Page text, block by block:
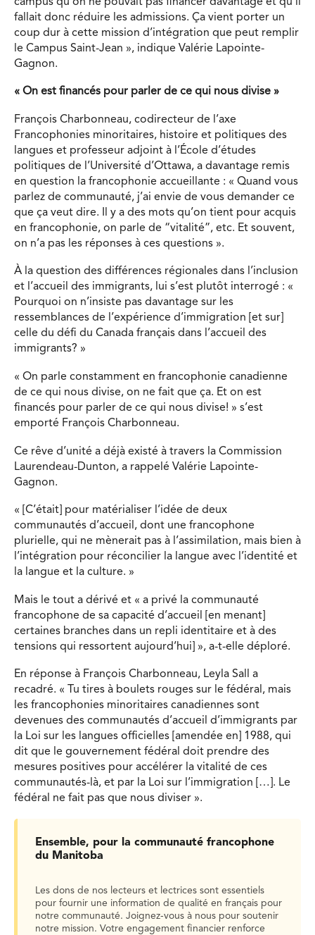
fallait donc réduire les admissions. Ça vient porter un
coup dur à cette mission d’intégration que peut remplir
le Campus Saint-Jean », indique Valérie Lapointe-
Gagnon.
« On est financés pour parler de ce qui nous divise »
François Charbonneau, codirecteur de l’axe
Francophonies minoritaires, histoire et politiques des
langues et professeur adjoint à l’École d’études
politiques de l’Université d’Ottawa, a davantage remis
en question la francophonie accueillante : « Quand vous
parlez de communauté, j’ai envie de vous demander ce
que ça veut dire. Il y a des mots qu’on tient pour acquis
en francophonie, on parle de “vitalité”, etc. Et souvent,
on n’a pas les réponses à ces questions ».
À la question des différences régionales dans l’inclusion
et l’accueil des immigrants, lui s’est plutôt interrogé : «
Pourquoi on n’insiste pas davantage sur les
ressemblances de l’expérience d’immigration [et sur]
celle du défi du Canada français dans l’accueil des
immigrants? »
« On parle constamment en francophonie canadienne
de ce qui nous divise, on ne fait que ça. Et on est
financés pour parler de ce qui nous divise! » s’est
emporté François Charbonneau.
Ce rêve d’unité a déjà existé à travers la Commission
Laurendeau-Dunton, a rappelé Valérie Lapointe-
Gagnon.
« [C’était] pour matérialiser l’idée de deux
communautés d’accueil, dont une francophone
plurielle, qui ne mènerait pas à l’assimilation, mais bien à
l’intégration pour réconcilier la langue avec l’identité et
la langue et la culture. »
Mais le tout a dérivé et « a privé la communauté
francophone de sa capacité d’accueil [en menant]
certaines branches dans un repli identitaire et à des
tensions qui ressortent aujourd’hui] », a-t-elle déploré.
En réponse à François Charbonneau, Leyla Sall a
recadré. « Tu tires à boulets rouges sur le fédéral, mais
les francophonies minoritaires canadiennes sont
devenues des communautés d’accueil d’immigrants par
la Loi sur les langues officielles [amendée en] 1988, qui
dit que le gouvernement fédéral doit prendre des
mesures positives pour accélérer la vitalité de ces
communautés-là, et par la Loi sur l’immigration […]. Le
fédéral ne fait pas que nous diviser ».
Ensemble, pour la communauté francophone
du Manitoba
Les dons de nos lecteurs et lectrices sont essentiels
pour fournir une information de qualité en français pour
notre communauté. Joignez-vous à nous pour soutenir
notre mission. Votre engagement financier renforce